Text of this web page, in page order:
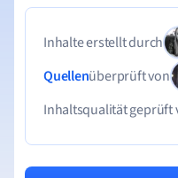
Inhalte erstellt durch
Quellenüberprüft von
Inhaltsqualität geprüft